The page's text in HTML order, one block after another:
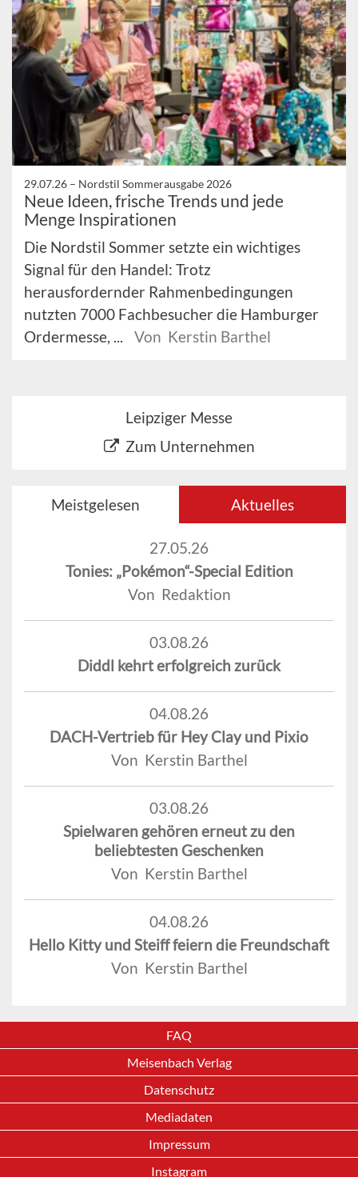
29.07.26 – Nordstil Sommerausgabe 2026
Neue Ideen, frische Trends und jede
Menge Inspirationen
Die Nordstil Sommer setzte ein wichtiges
Signal für den Handel: Trotz
herausfordernder Rahmenbedingungen
nutzten 7000 Fachbesucher die Hamburger
Ordermesse, ...
Von Kerstin Barthel
Leipziger Messe
Zum Unternehmen
Meistgelesen Aktuelles
27.05.26
Tonies: „Pokémon“-Special Edition
Von Redaktion
03.08.26
Diddl kehrt erfolgreich zurück
04.08.26
DACH-Vertrieb für Hey Clay und Pixio
Von Kerstin Barthel
03.08.26
Spielwaren gehören erneut zu den
beliebtesten Geschenken
Von Kerstin Barthel
04.08.26
Hello Kitty und Steiff feiern die Freundschaft
Von Kerstin Barthel
FAQ
Meisenbach Verlag
Datenschutz
Mediadaten
Impressum
Instagram